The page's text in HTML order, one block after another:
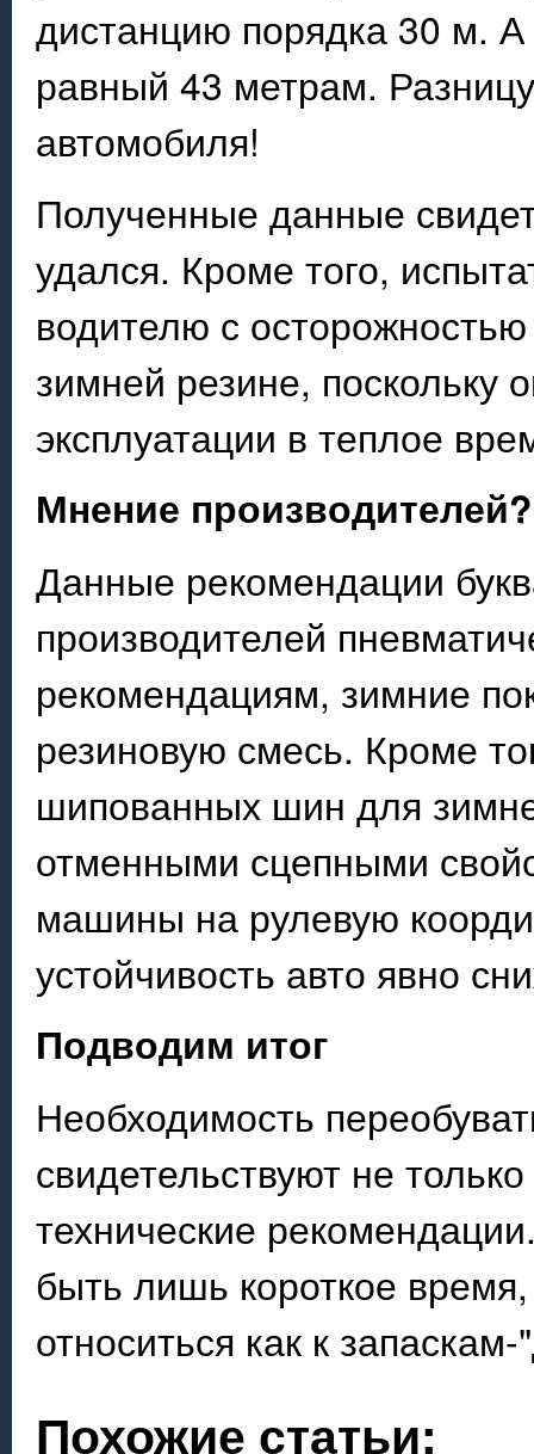
дистанцию порядка 30 м.
равный 43 метрам.
автомобиля!
Полученные данные
удался. Кроме того,
водителю с
зимней резине, поскольку
эксплуатации в теплое
Мнение производителей?
Данные рекомендации
производителей
рекомендациям, зимние
резиновую смесь. Кроме
шипованных шин для
отменными сцепными
машины на рулевую
устойчивость авто явно
Подводим итог
Необходимость
свидетельствуют не
технические
быть лишь короткое
относиться как к
Похожие статьи: